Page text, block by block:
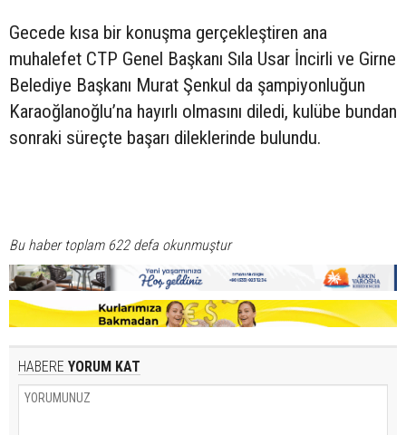
Gecede kısa bir konuşma gerçekleştiren ana
muhalefet CTP Genel Başkanı Sıla Usar İncirli ve Girne
Belediye Başkanı Murat Şenkul da şampiyonluğun
Karaoğlanoğlu’na hayırlı olmasını diledi, kulübe bundan
sonraki süreçte başarı dileklerinde bulundu.
Bu haber toplam 622 defa okunmuştur
HABERE YORUM KAT